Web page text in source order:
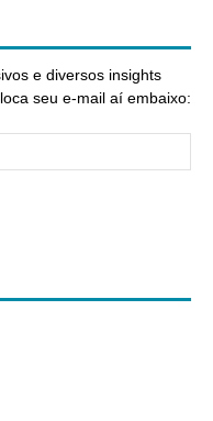
e diversos insights
seu e-mail aí embaixo: